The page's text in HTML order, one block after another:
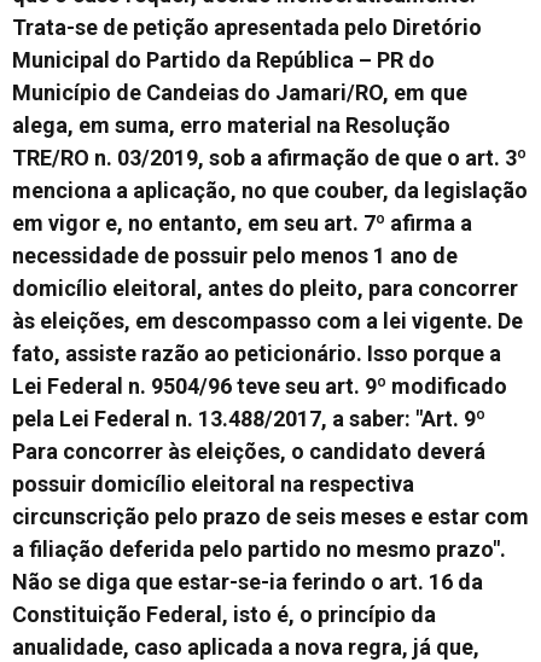
Trata-se de petição apresentada pelo Diretório
Municipal do Partido da República – PR do
Município de Candeias do Jamari/RO, em que
alega, em suma, erro material na Resolução
TRE/RO n. 03/2019, sob a afirmação de que o art. 3º
menciona a aplicação, no que couber, da legislação
em vigor e, no entanto, em seu art. 7º afirma a
necessidade de possuir pelo menos 1 ano de
domicílio eleitoral, antes do pleito, para concorrer
às eleições, em descompasso com a lei vigente. De
fato, assiste razão ao peticionário. Isso porque a
Lei Federal n. 9504/96 teve seu art. 9º modificado
pela Lei Federal n. 13.488/2017, a saber: "Art. 9º
Para concorrer às eleições, o candidato deverá
possuir domicílio eleitoral na respectiva
circunscrição pelo prazo de seis meses e estar com
a filiação deferida pelo partido no mesmo prazo".
Não se diga que estar-se-ia ferindo o art. 16 da
Constituição Federal, isto é, o princípio da
anualidade, caso aplicada a nova regra, já que,